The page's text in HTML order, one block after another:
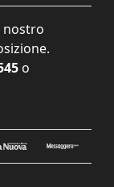
nostro
o